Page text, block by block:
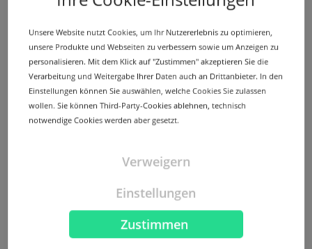
Datenbasierte Einblicke in Domains
KI eignet sich hervorragend zur Analyse großer
Datenmengen, um verwertbare Erkenntnisse zu
gewinnen. In der Domain-Branche kann diese
Fähigkeit Registrant:innen helfen, bessere
Registrierungs- und Investitionsentscheidungen zu
treffen. Durch das Verständnis von Markttrends, User-
Registrant:innen wertvolle Chancen erkennen und
fundierte Entscheidungen treffen. Datengestützte
Strategien erhöhen die Wahrscheinlichkeit,
zielgerichtete und profitable Domainnamen zu
Schnellere Streitbeilegung durch KI
Unsere Website nutzt Cookies, um Ihr Nutzererlebnis zu optimieren,
unsere Produkte und Webseiten zu verbessern sowie um Anzeigen zu
personalisieren. Mit dem Klick auf "Zustimmen" akzeptieren Sie die
Verarbeitung und Weitergabe Ihrer Daten auch an Drittanbieter. In den
Einstellungen können Sie auswählen, welche Cookies Sie zulassen
wollen. Sie können Third-Party-Cookies ablehnen, technisch
notwendige Cookies werden aber gesetzt.
Zustimmen
Verweigern
Einstellungen